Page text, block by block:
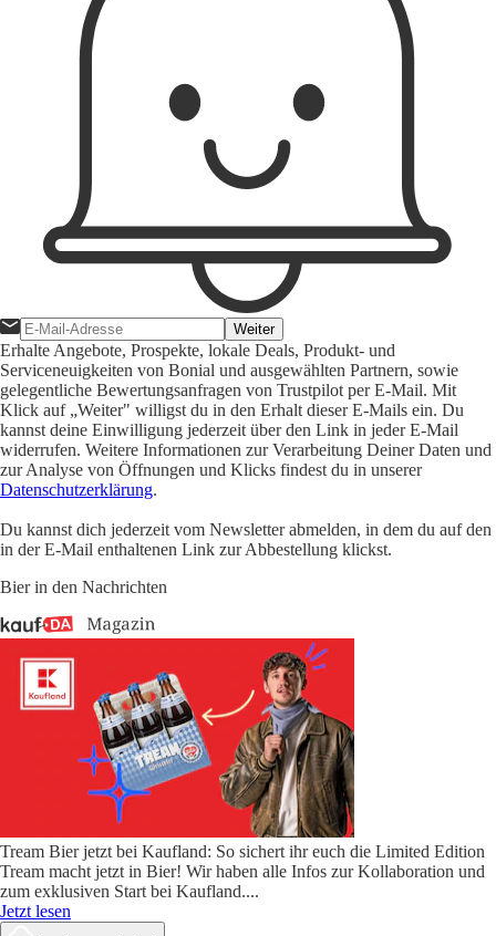
Weiter
Erhalte Angebote, Prospekte, lokale Deals, Produkt- und
Serviceneuigkeiten von Bonial und ausgewählten Partnern, sowie
gelegentliche Bewertungsanfragen von Trustpilot per E-Mail. Mit
Klick auf „Weiter" willigst du in den Erhalt dieser E-Mails ein. Du
kannst deine Einwilligung jederzeit über den Link in jeder E-Mail
widerrufen. Weitere Informationen zur Verarbeitung Deiner Daten und
zur Analyse von Öffnungen und Klicks findest du in unserer
Datenschutzerklärung.
Du kannst dich jederzeit vom Newsletter abmelden, in dem du auf den
in der E-Mail enthaltenen Link zur Abbestellung klickst.
Bier in den Nachrichten
Tream Bier jetzt bei Kaufland: So sichert ihr euch die Limited Edition
Tream macht jetzt in Bier! Wir haben alle Infos zur Kollaboration und
zum exklusiven Start bei Kaufland....
Jetzt lesen